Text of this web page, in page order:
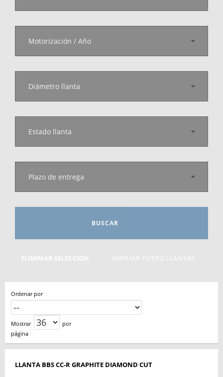
Motorización / Año
Diámetro llanta
Estado llanta
Plazo de entrega
BUSCAR
ELIMINAR SELECCIÓN
Ordenar por
Mostrar
por
página
LLANTA BBS CC-R GRAPHITE DIAMOND CUT